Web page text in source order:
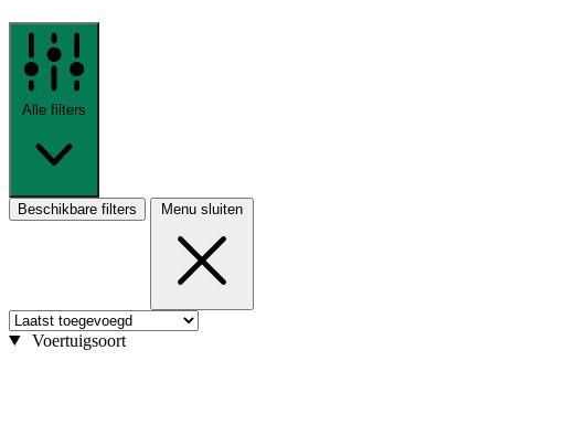
Alle filters
Beschikbare filters Menu sluiten
Voertuigsoort